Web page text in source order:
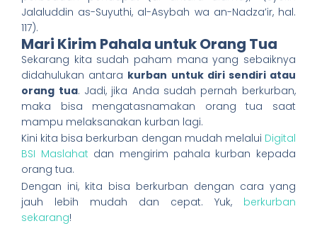
Jalaluddin as-Suyuthi, al-Asybah wa an-Nadza’ir, hal.
117).
Mari Kirim Pahala untuk Orang Tua
Sekarang kita sudah paham mana yang sebaiknya
didahulukan antara kurban untuk diri sendiri atau
orang tua. Jadi, jika Anda sudah pernah berkurban,
maka bisa mengatasnamakan orang tua saat
mampu melaksanakan kurban lagi.
Kini kita bisa berkurban dengan mudah melalui Digital
BSI Maslahat dan mengirim pahala kurban kepada
orang tua.
Dengan ini, kita bisa berkurban dengan cara yang
jauh lebih mudah dan cepat. Yuk, berkurban
sekarang!